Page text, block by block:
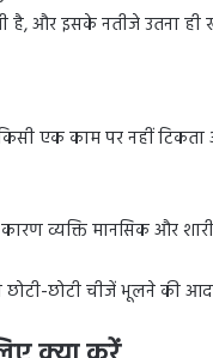
है, और इसके नतीजे उतना
एक काम पर नहीं
कारण व्यक्ति मानसिक और
छोटी चीजें भूलने की